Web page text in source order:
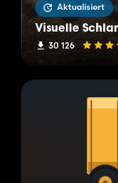
Aktualisiert
Visuelle
30 126